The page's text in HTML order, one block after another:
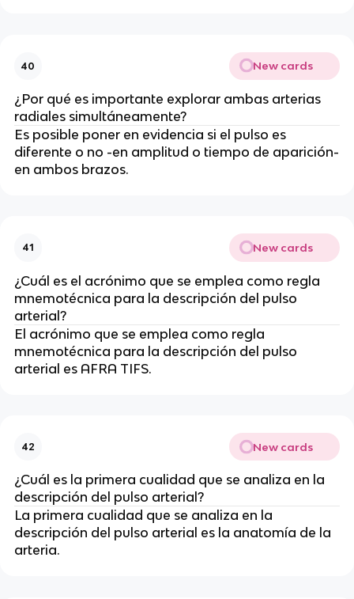
40 New cards
¿Por qué es importante explorar ambas arterias
radiales simultáneamente?
Es posible poner en evidencia si el pulso es
diferente o no -en amplitud o tiempo de aparición-
en ambos brazos.
41 New cards
¿Cuál es el acrónimo que se emplea como regla
mnemotécnica para la descripción del pulso
arterial?
El acrónimo que se emplea como regla
mnemotécnica para la descripción del pulso
arterial es AFRA TIFS.
42 New cards
¿Cuál es la primera cualidad que se analiza en la
descripción del pulso arterial?
La primera cualidad que se analiza en la
descripción del pulso arterial es la anatomía de la
arteria.